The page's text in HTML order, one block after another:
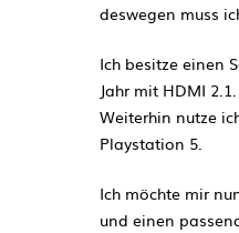
deswegen muss
Ich besitze einen
Jahr mit HDMI 2.1.
Weiterhin nutze
Playstation 5.
Ich möchte mir
und einen